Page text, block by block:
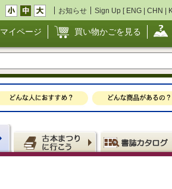
お知らせ Sign Up [ ENG | CHN |
マイページ 買い物かごを見る